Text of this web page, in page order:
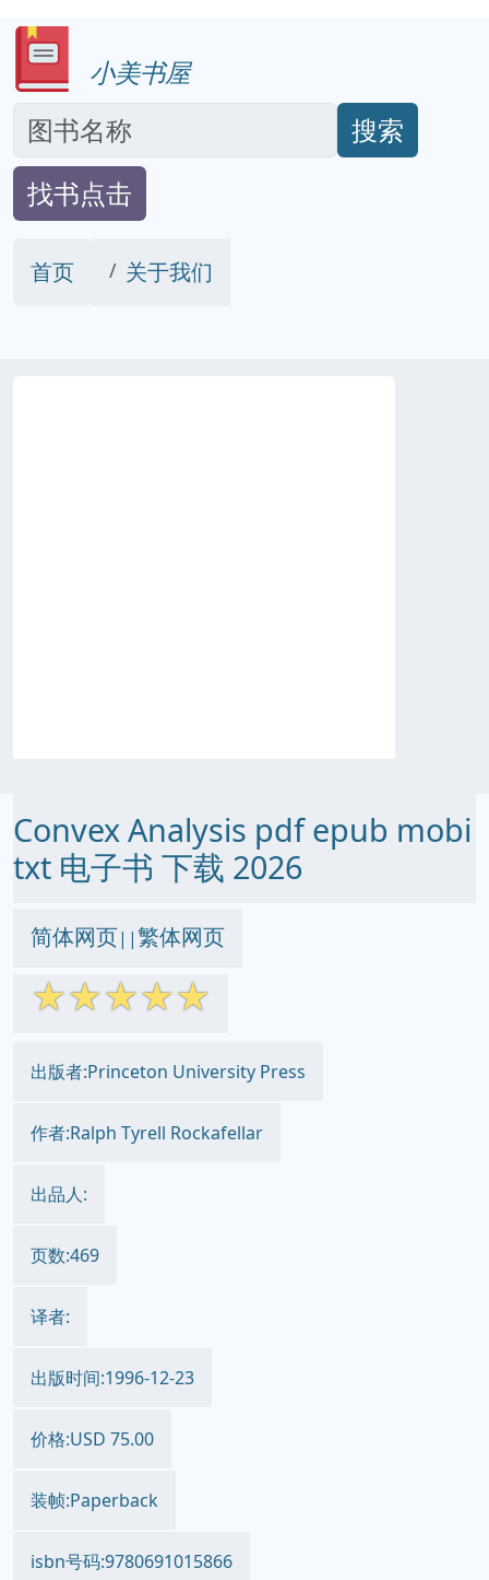
小美书屋
搜索
找书点击
首页 关于我们
Convex Analysis pdf epub mobi
txt 电子书 下载 2026
简体网页||繁体网页
☆☆☆☆☆
出版者:Princeton University Press
作者:Ralph Tyrell Rockafellar
出品人:
页数:469
译者:
出版时间:1996-12-23
价格:USD 75.00
装帧:Paperback
isbn号码:9780691015866